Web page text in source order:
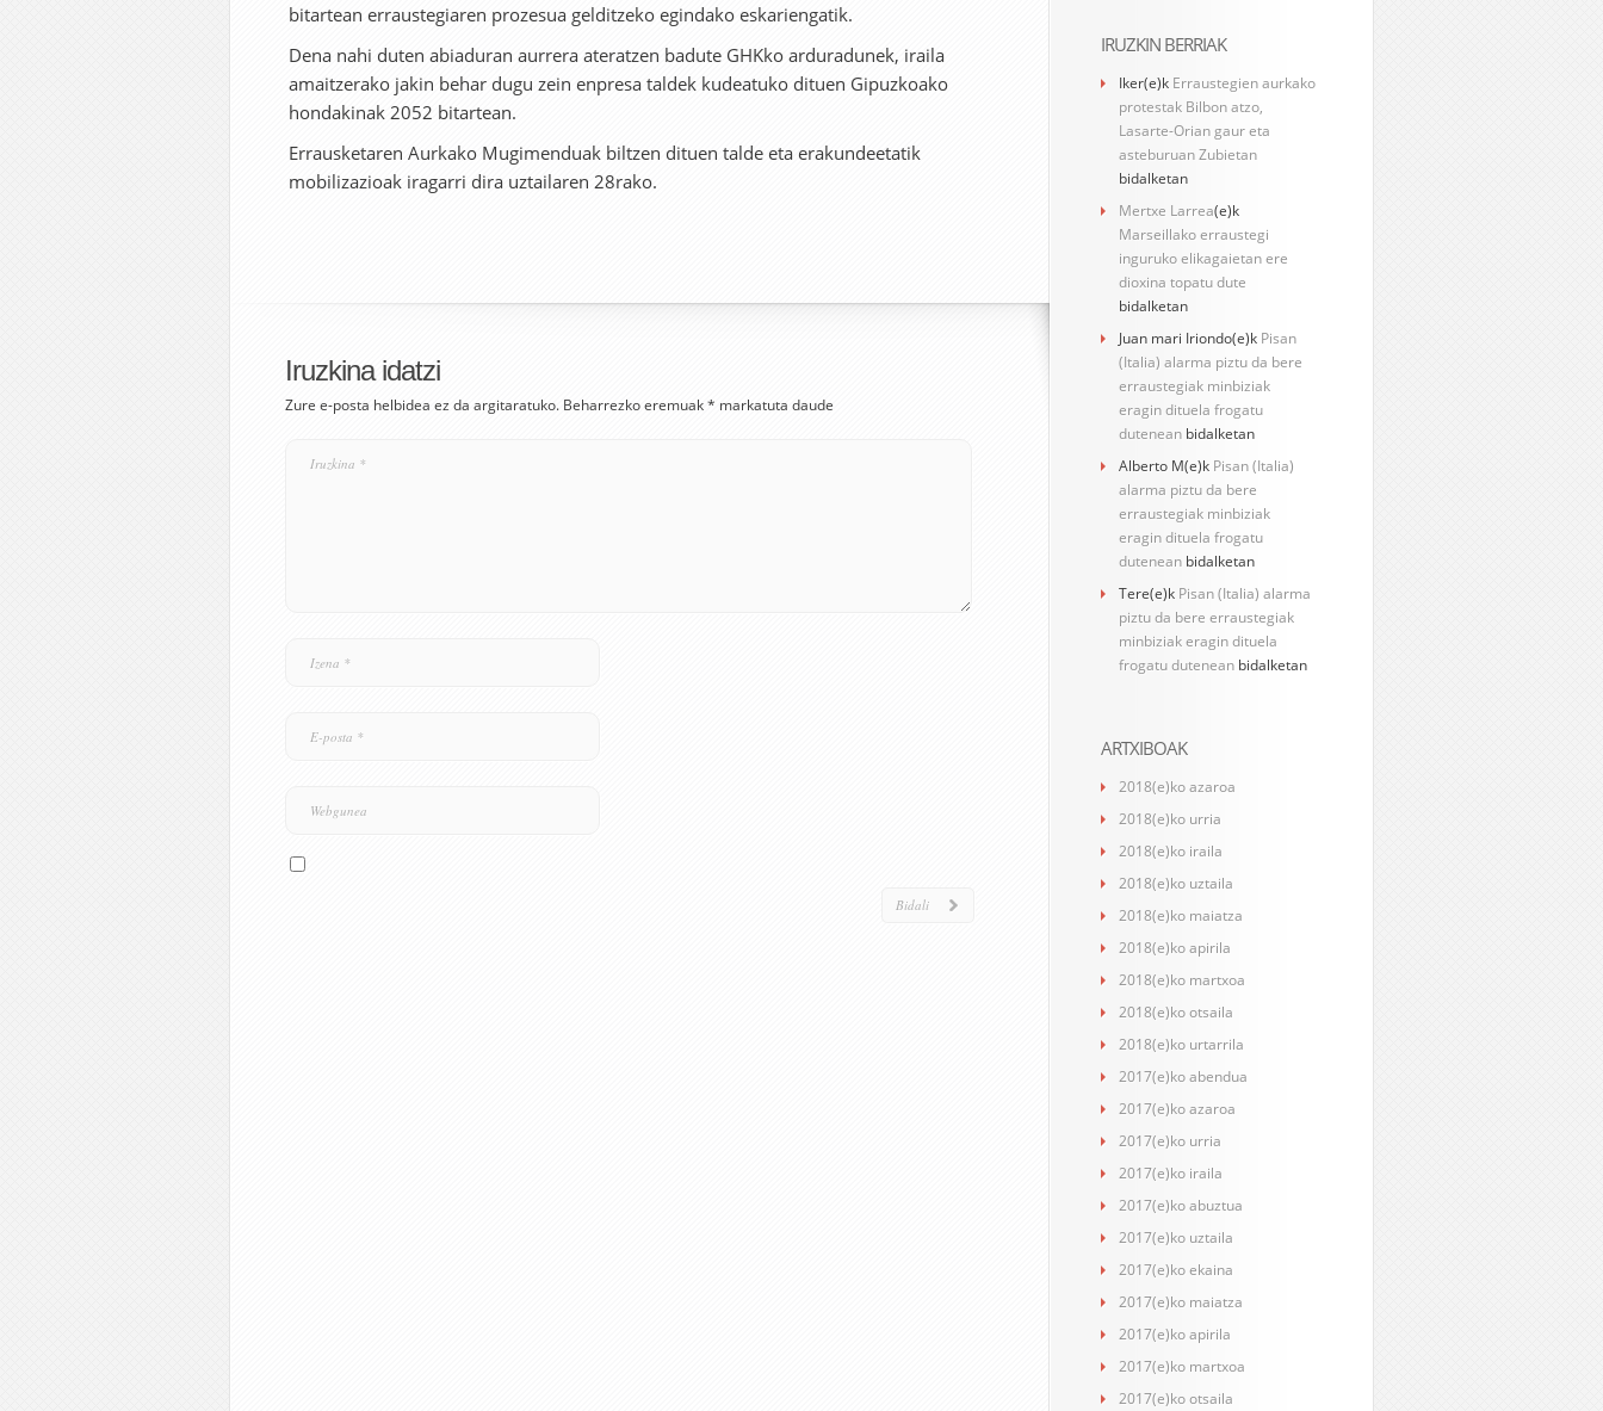
bitartean erraustegiaren prozesua gelditzeko egindako eskariengatik.
Dena nahi duten abiaduran aurrera ateratzen badute GHKko arduradunek, iraila
amaitzerako jakin behar dugu zein enpresa taldek kudeatuko dituen Gipuzkoako
hondakinak 2052 bitartean.
Errausketaren Aurkako Mugimenduak biltzen dituen talde eta erakundeetatik
mobilizazioak iragarri dira uztailaren 28rako.
Iruzkina idatzi
Zure e-posta helbidea ez da argitaratuko. Beharrezko eremuak* markatuta daude
IRUZKIN BERRIAK
Iker(e)k Erraustegien aurkako
protestak Bilbon atzo,
Lasarte-Orian gaur eta
asteburuan Zubietan
bidalketan
Mertxe Larrea(e)k
Marseillako erraustegi
inguruko elikagaietan ere
dioxina topatu dute
bidalketan
Juan mari Iriondo(e)k Pisan
(Italia) alarma piztu da bere
erraustegiak minbiziak
eragin dituela frogatu
dutenean bidalketan
Alberto M(e)k Pisan (Italia)
alarma piztu da bere
erraustegiak minbiziak
eragin dituela frogatu
dutenean bidalketan
Tere(e)k Pisan (Italia) alarma
piztu da bere erraustegiak
minbiziak eragin dituela
frogatu dutenean bidalketan
ARTXIBOAK
2018(e)ko azaroa
2018(e)ko urria
2018(e)ko iraila
2018(e)ko uztaila
2018(e)ko maiatza
2018(e)ko apirila
2018(e)ko martxoa
2018(e)ko otsaila
2018(e)ko urtarrila
2017(e)ko abendua
2017(e)ko azaroa
2017(e)ko urria
2017(e)ko iraila
2017(e)ko abuztua
2017(e)ko uztaila
2017(e)ko ekaina
2017(e)ko maiatza
2017(e)ko apirila
2017(e)ko martxoa
2017(e)ko otsaila